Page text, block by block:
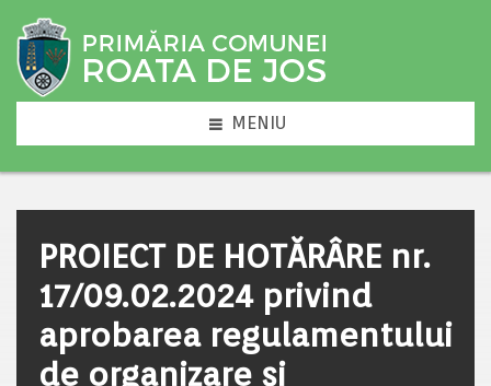
MENIU
PROIECT DE HOTĂRÂRE nr.
17/09.02.2024 privind
aprobarea regulamentului
de organizare şi